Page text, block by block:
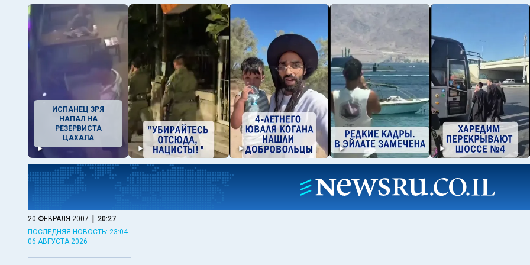
ИСПАНЕЦ ЗРЯ
НАПАЛ НА
РЕЗЕРВИСТА
ЦАХАЛА
20 ФЕВРАЛЯ 2007 | 20:27
ПОСЛЕДНЯЯ НОВОСТЬ: 23:04
06 АВГУСТА 2026